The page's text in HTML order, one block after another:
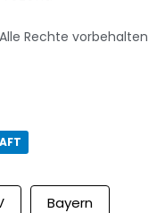
Rechte vorbehalten
Bayern